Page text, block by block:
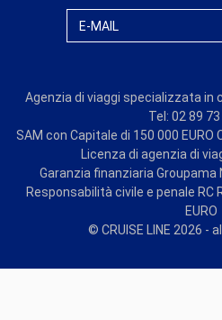
E-MAIL
Agenzia di viaggi specializzata in
Tel: 02 89 73
SAM con Capitale di 150 000 EURO
Licenza di agenzia di
Garanzia finanziaria Groupama
Responsabilità civile e penale RC
EURO
© CRUISE LINE 2026 -